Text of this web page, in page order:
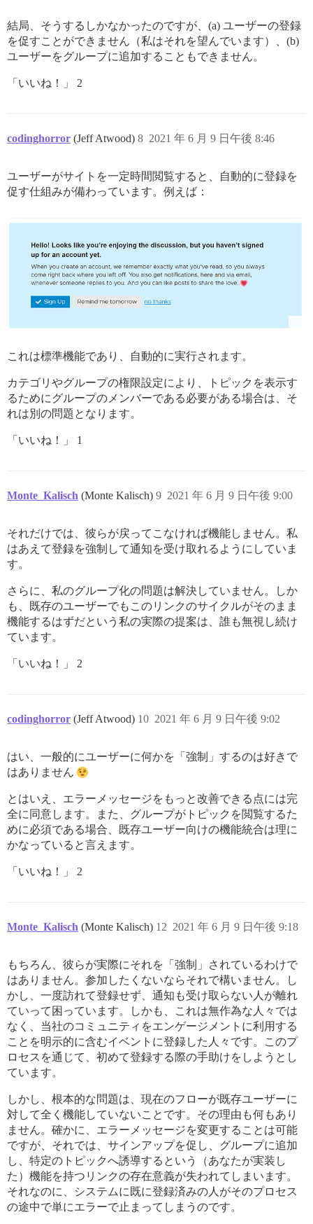
結局、そうするしかなかったのですが、(a) ユーザーの登録
を促すことができません（私はそれを望んでいます）、(b)
ユーザーをグループに追加することもできません。
「いいね！」 2
codinghorror (Jeff Atwood) 2021 年 6 月 9 日午後 8:46
8
ユーザーがサイトを一定時間閲覧すると、自動的に登録を
促す仕組みが備わっています。例えば：
これは標準機能であり、自動的に実行されます。
カテゴリやグループの権限設定により、トピックを表示す
るためにグループのメンバーである必要がある場合は、そ
れは別の問題となります。
「いいね！」 1
Monte_Kalisch (Monte Kalisch) 2021 年 6 月 9 日午後 9:00
9
それだけでは、彼らが戻ってこなければ機能しません。私
はあえて登録を強制して通知を受け取れるようにしていま
す。
さらに、私のグループ化の問題は解決していません。しか
も、既存のユーザーでもこのリンクのサイクルがそのまま
機能するはずだという私の実際の提案は、誰も無視し続け
ています。
「いいね！」 2
codinghorror (Jeff Atwood) 2021 年 6 月 9 日午後 9:02
10
はい、一般的にユーザーに何かを「強制」するのは好きで
はありません
とはいえ、エラーメッセージをもっと改善できる点には完
全に同意します。また、グループがトピックを閲覧するた
めに必須である場合、既存ユーザー向けの機能統合は理に
かなっていると言えます。
「いいね！」 2
Monte_Kalisch (Monte Kalisch) 2021 年 6 月 9 日午後 9:18
12
もちろん、彼らが実際にそれを「強制」されているわけで
はありません。参加したくないならそれで構いません。し
かし、一度訪れて登録せず、通知も受け取らない人が離れ
ていって困っています。しかも、これは無作為な人々では
なく、当社のコミュニティをエンゲージメントに利用する
ことを明示的に含むイベントに登録した人々です。このプ
ロセスを通じて、初めて登録する際の手助けをしようとし
ています。
しかし、根本的な問題は、現在のフローが既存ユーザーに
対して全く機能していないことです。その理由も何もあり
ません。確かに、エラーメッセージを変更することは可能
ですが、それでは、サインアップを促し、グループに追加
し、特定のトピックへ誘導するという（あなたが実装し
た）機能を持つリンクの存在意義が失われてしまいます。
それなのに、システムに既に登録済みの人がそのプロセス
の途中で単にエラーで止まってしまうのです。